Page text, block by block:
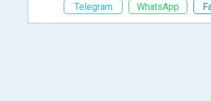
Telegram
WhatsApp